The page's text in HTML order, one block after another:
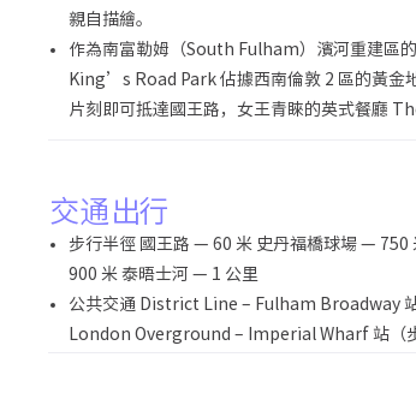
親自描繪。
作為南富勒姆（South Fulham）濱河重建區的
King’s Road Park 佔據西南倫敦 2 區的黃金
片刻即可抵達國王路，女王青睞的英式餐廳
交通出行
步行半徑 國王路 — 60 米 史丹福橋球場 — 750
900 米 泰晤士河 — 1 公里
公共交通 District Line – Fulham Broadway 站
London Overground – Imperial Wharf 站（